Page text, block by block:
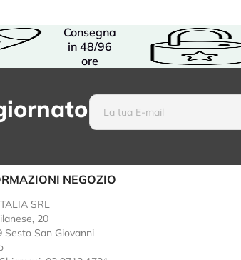
Consegna
in 48/96
ore
NEGOZIO
SRL
20
Sesto San Giovanni